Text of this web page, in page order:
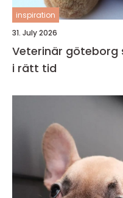
inspiration
31. July 2026
Veterinär göteborg så hittar djuret rätt vård
i rätt tid